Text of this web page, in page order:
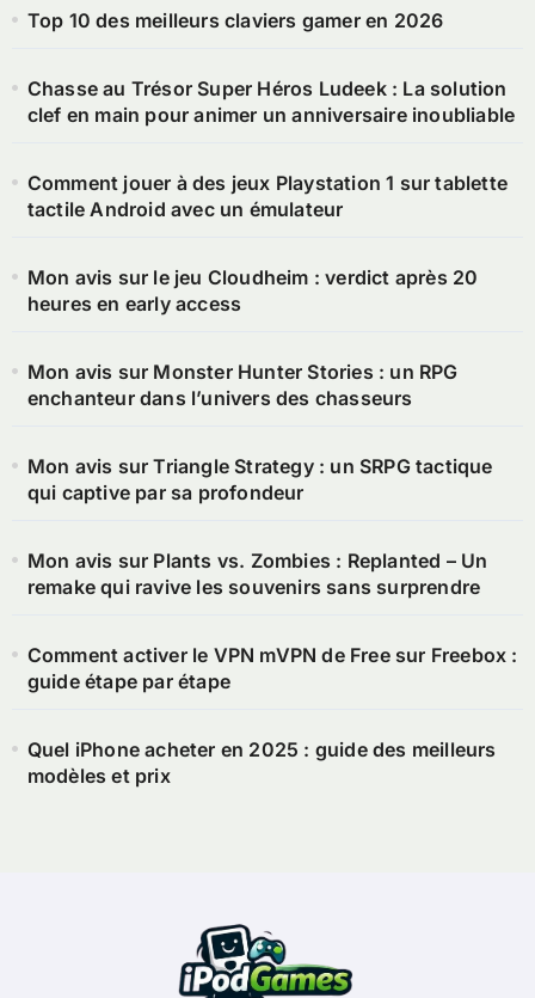
Top 10 des meilleurs claviers gamer en 2026
Chasse au Trésor Super Héros Ludeek : La solution
clef en main pour animer un anniversaire inoubliable
Comment jouer à des jeux Playstation 1 sur tablette
tactile Android avec un émulateur
Mon avis sur le jeu Cloudheim : verdict après 20
heures en early access
Mon avis sur Monster Hunter Stories : un RPG
enchanteur dans l’univers des chasseurs
Mon avis sur Triangle Strategy : un SRPG tactique
qui captive par sa profondeur
Mon avis sur Plants vs. Zombies : Replanted – Un
remake qui ravive les souvenirs sans surprendre
Comment activer le VPN mVPN de Free sur Freebox :
guide étape par étape
Quel iPhone acheter en 2025 : guide des meilleurs
modèles et prix